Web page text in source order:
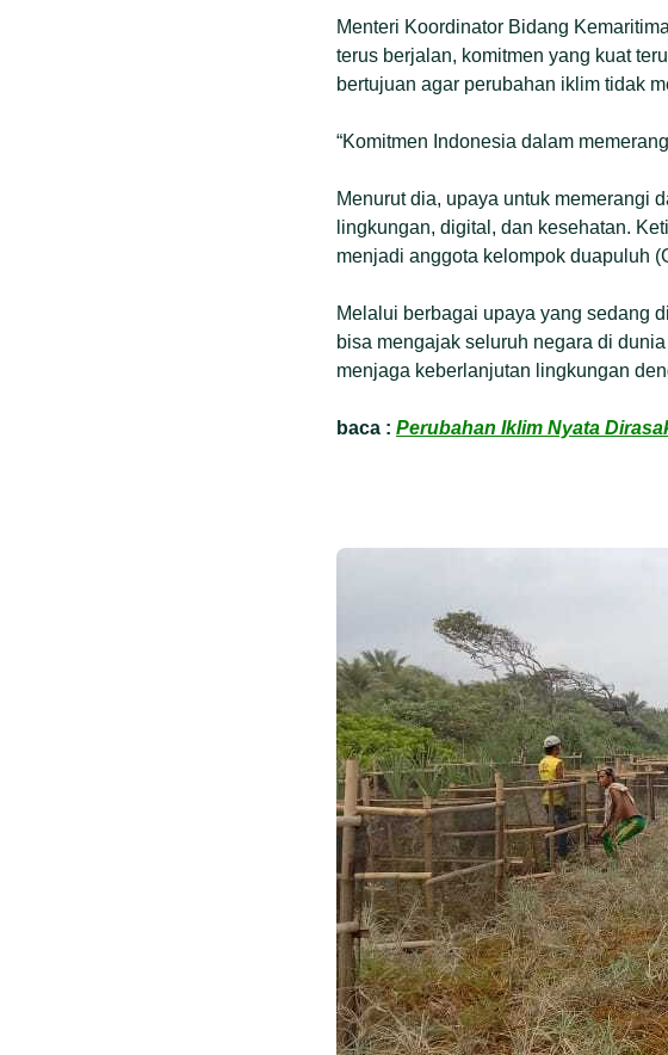
Menteri Koordinator Bidang
terus berjalan, komitmen yang kuat
bertujuan agar perubahan iklim tidak
“Komitmen Indonesia dalam
Menurut dia, upaya untuk memerangi
lingkungan, digital, dan kesehatan.
menjadi anggota kelompok duapuluh
Melalui berbagai upaya yang sedang
bisa mengajak seluruh negara di
menjaga keberlanjutan lingkungan
baca : Perubahan Iklim Nyata